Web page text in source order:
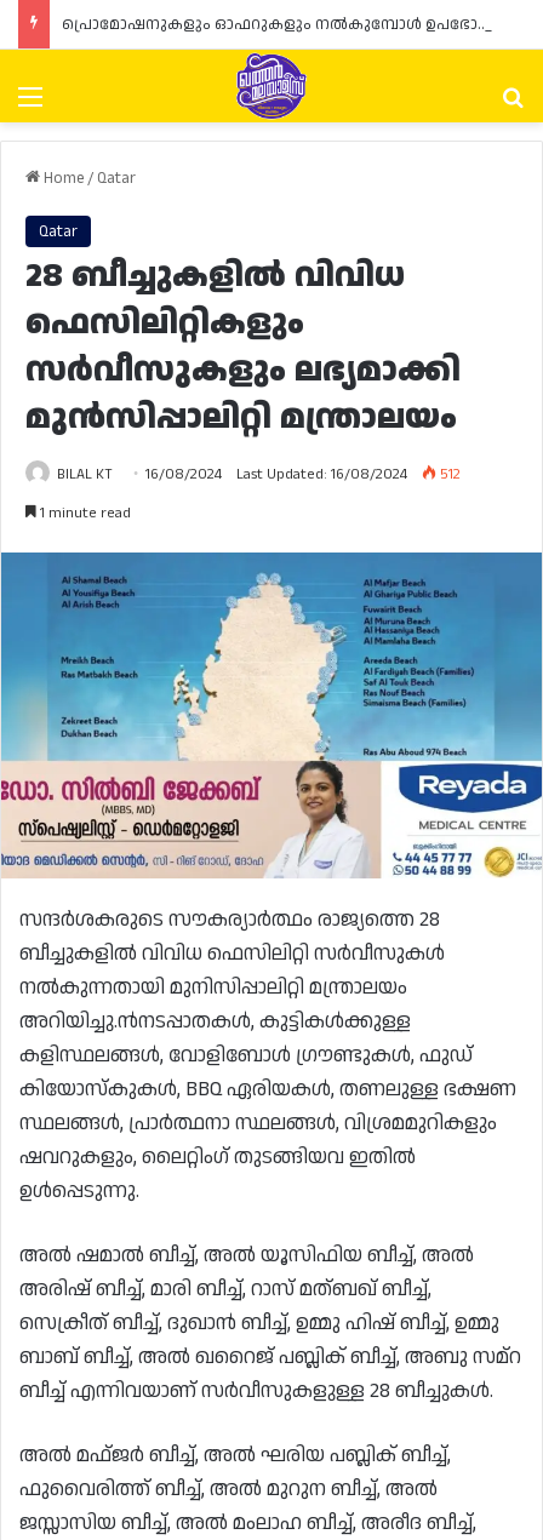
പ്രൊമോഷനുകളും ഓഫറുകളും നൽകുമ്പോൾ ഉപഭോക്താക്കളുടെ അവകാശങ്ങൾ ഉറപ്പാക്കണമെന്ന് ഖത്തർ വാണിജ്യ വ്യവസായ മന്ത്രാലയത്തിന്റെ (MoCI) നിർദ്ദേശം
Menu
Home/ Qatar
Qatar
28 ബീച്ചുകളിൽ വിവിധ
ഫെസിലിറ്റികളും
സർവീസുകളും ലഭ്യമാക്കി
മുൻസിപ്പാലിറ്റി മന്ത്രാലയം
BILAL KT 16/08/2024 Last Updated: 16/08/2024
512
1 minute read
സന്ദർശകരുടെ സൗകര്യാർത്ഥം രാജ്യത്തെ 28
ബീച്ചുകളിൽ വിവിധ ഫെസിലിറ്റി സർവീസുകൾ
നൽകുന്നതായി മുനിസിപ്പാലിറ്റി മന്ത്രാലയം
അറിയിച്ചു.ൻനടപ്പാതകൾ, കുട്ടികൾക്കുള്ള
കളിസ്ഥലങ്ങൾ, വോളിബോൾ ഗ്രൗണ്ടുകൾ, ഫുഡ്
കിയോസ്കുകൾ, BBQ ഏരിയകൾ, തണലുള്ള ഭക്ഷണ
സ്ഥലങ്ങൾ, പ്രാർത്ഥനാ സ്ഥലങ്ങൾ, വിശ്രമമുറികളും
ഷവറുകളും, ലൈറ്റിംഗ് തുടങ്ങിയവ ഇതിൽ
ഉൾപ്പെടുന്നു.
അൽ ഷമാൽ ബീച്ച്, അൽ യൂസിഫിയ ബീച്ച്, അൽ
അരിഷ് ബീച്ച്, മാരി ബീച്ച്, റാസ് മത്ബഖ് ബീച്ച്,
സെക്രീത് ബീച്ച്, ദുഖാൻ ബീച്ച്, ഉമ്മു ഹിഷ് ബീച്ച്, ഉമ്മു
ബാബ് ബീച്ച്, അൽ ഖറൈജ് പബ്ലിക് ബീച്ച്, അബു സമ്റ
ബീച്ച് എന്നിവയാണ് സർവീസുകളുള്ള 28 ബീച്ചുകൾ.
അൽ മഫ്‌ജർ ബീച്ച്, അൽ ഘരിയ പബ്ലിക് ബീച്ച്,
ഫുവൈരിത്ത് ബീച്ച്, അൽ മുറുന ബീച്ച്, അൽ
ജസ്സാസിയ ബീച്ച്, അൽ മംലാഹ ബീച്ച്, അരീദ ബീച്ച്,